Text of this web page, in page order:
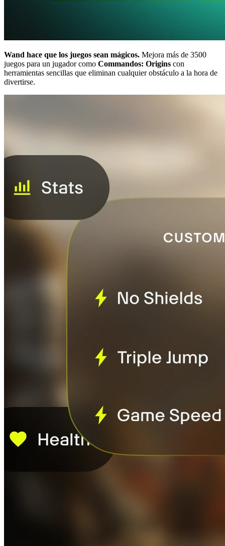
Wand hace que los juegos sean mágicos. Mejora más de 3500
juegos para un jugador como Commandos: Origins con
herramientas sencillas que eliminan cualquier obstáculo a la hora de
divertirse.